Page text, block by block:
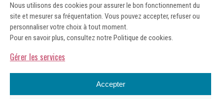
Nous utilisons des cookies pour assurer le bon fonctionnement du
site et mesurer sa fréquentation. Vous pouvez accepter, refuser ou
personnaliser votre choix à tout moment.
Pour en savoir plus, consultez notre Politique de cookies.
Gérer les services
Accepter